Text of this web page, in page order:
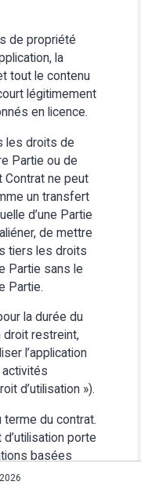
de propriété
la
tout le contenu
légitimement
en licence.
les droits de
Partie ou de
Contrat ne peut
un transfert
d’une Partie
de mettre
tiers les droits
Partie sans le
Partie.
la durée du
droit restreint,
l’application
d’utilisation »).
terme du contrat.
porte
basées